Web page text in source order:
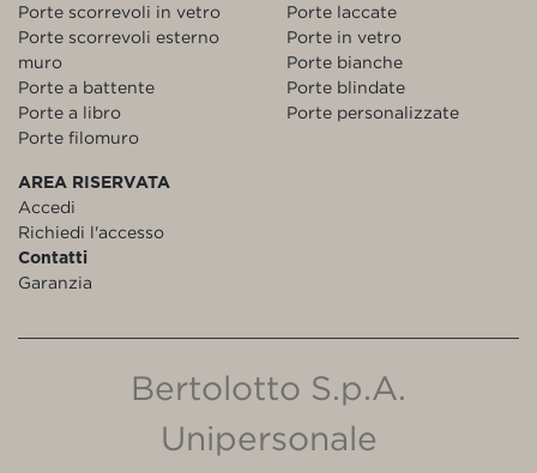
Porte scorrevoli in vetro
Porte scorrevoli esterno
muro
Porte a battente
Porte a libro
Porte filomuro
Porte laccate
Porte in vetro
Porte bianche
Porte blindate
Porte personalizzate
AREA RISERVATA
Accedi
Richiedi l'accesso
Contatti
Garanzia
Bertolotto S.p.A.
Unipersonale